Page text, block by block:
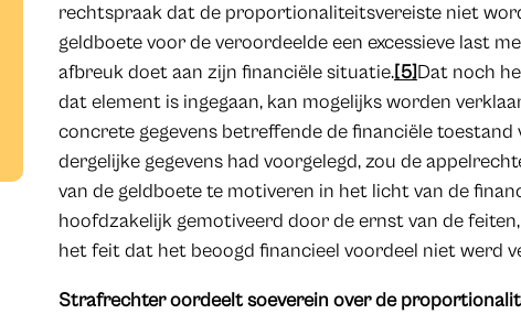
rechtspraak dat de proportionaliteitsvereiste niet
geldboete voor de veroordeelde een excessieve last
afbreuk doet aan zijn financiële situatie.[5]Dat noch
dat element is ingegaan, kan mogelijks worden
concrete gegevens betreffende de financiële
dergelijke gegevens had voorgelegd, zou de
van de geldboete te motiveren in het licht van de
hoofdzakelijk gemotiveerd door de ernst van de
het feit dat het beoogd financieel voordeel niet werd
Strafrechter oordeelt soeverein over de